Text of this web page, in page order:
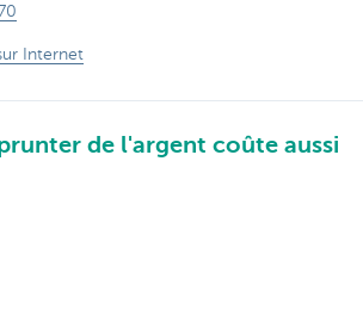
Internet
de l'argent coûte aussi